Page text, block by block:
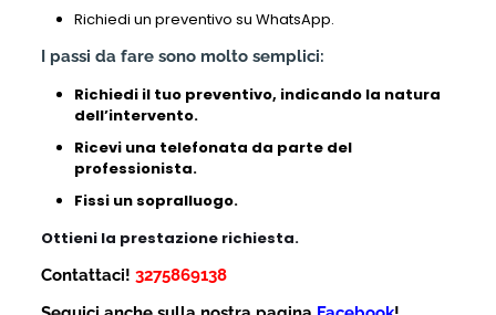
Richiedi un preventivo su WhatsApp.
I passi da fare sono molto semplici:
Richiedi il tuo preventivo, indicando la natura
dell’intervento.
Ricevi una telefonata da parte del
professionista.
Fissi un sopralluogo.
Ottieni la prestazione richiesta.
Contattaci! 3275869138